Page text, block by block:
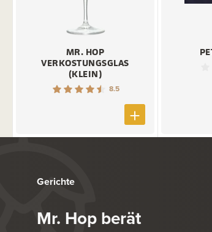
MR. HOP
VERKOSTUNGSGLAS
(KLEIN)
8.5
Gerichte
Mr. Hop berät